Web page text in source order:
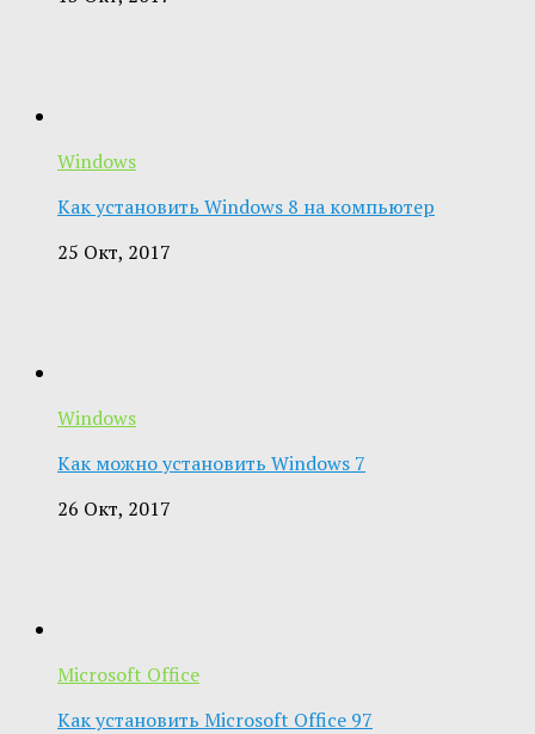
Windows
Как установить Windows 8 на компьютер
25 Окт, 2017
Windows
Как можно установить Windows 7
26 Окт, 2017
Microsoft Office
Как установить Microsoft Office 97